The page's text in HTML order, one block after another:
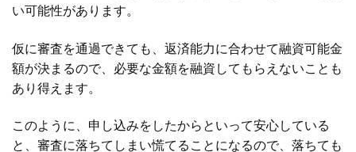
い可能性があります。
仮に審査を通過できても、返済能力に合わせて融資可能金
額が決まるので、必要な金額を融資してもらえないことも
あり得えます。
このように、申し込みをしたからといって安心している
と、審査に落ちてしまい慌てることになるので、落ちても